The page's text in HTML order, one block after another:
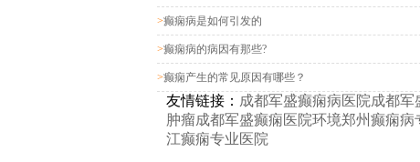
>癫痫病是如何引发的
>癫痫病的病因有那些?
>癫痫产生的常见原因有哪些？
友情链接： 成都军盛癫痫病医院成都军
肿瘤成都军盛癫痫医院环境郑州癫痫病
江癫痫专业医院